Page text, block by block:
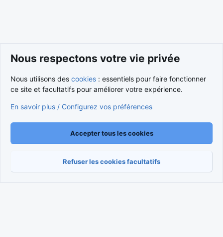
Cookies
Nous contacter
Conditions et règlement
S
Community platform by XenForo® © 2010-2026 XenForo Ltd.
Traduction française parXenForo FR|Media embeds via s9e/MediaSites
Nous respectons votre vie privée
Nous utilisons des cookies : essentiels pour faire fonctionner
ce site et facultatifs pour améliorer votre expérience.
En savoir plus / Configurez vos préférences
Accepter tous les cookies
Refuser les cookies facultatifs